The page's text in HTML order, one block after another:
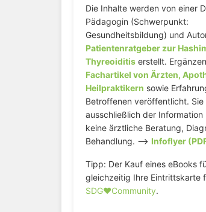
Die Inhalte werden von einer
Pädagogin (Schwerpunkt:
Gesundheitsbildung) und
Patientenratgeber zur
Thyreoiditis erstellt.
Fachartikel von Ärzten,
Heilpraktikern sowie
Betroffenen veröffentlicht. Sie
ausschließlich der Information
keine ärztliche Beratung,
Behandlung. –> Infoflyer
Tipp: Der Kauf eines eBooks
gleichzeitig Ihre Eintrittskarte
SDG♥️Community.